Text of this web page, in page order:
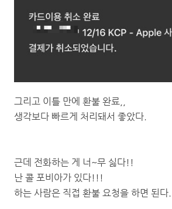
그리고 이틀 만에 환불 완료,,
생각보다 빠르게 처리돼서 좋았다.
근데 전화하는 게 너~무 싫다!!
난 콜 포비아가 있다!!!
하는 사람은 직접 환불 요청을 하면 된다.